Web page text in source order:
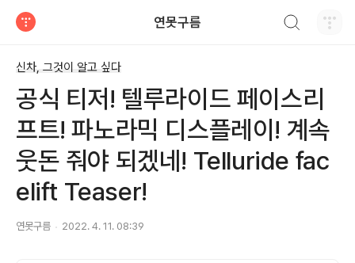
연못구름
신차, 그것이 알고 싶다
공식 티저! 텔루라이드 페이스리
프트! 파노라믹 디스플레이! 계속
웃돈 줘야 되겠네! Telluride fac
elift Teaser!
연못구름 2022. 4. 11. 08:39